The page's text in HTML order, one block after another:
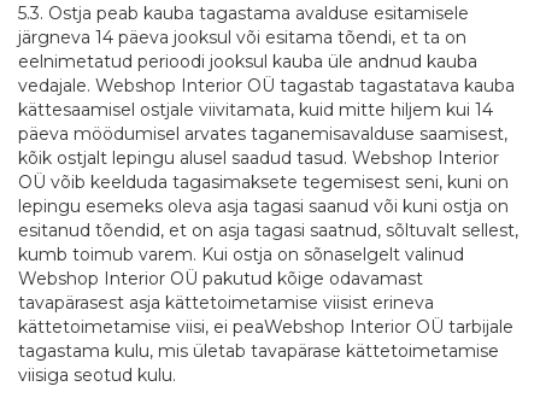
5.3. Ostja peab kauba tagastama avalduse esitamisele
järgneva 14 päeva jooksul või esitama tõendi, et ta on
eelnimetatud perioodi jooksul kauba üle andnud kauba
vedajale. Webshop Interior OÜ tagastab tagastatava kauba
kättesaamisel ostjale viivitamata, kuid mitte hiljem kui 14
päeva möödumisel arvates taganemisavalduse saamisest,
kõik ostjalt lepingu alusel saadud tasud. Webshop Interior
OÜ võib keelduda tagasimaksete tegemisest seni, kuni on
lepingu esemeks oleva asja tagasi saanud või kuni ostja on
esitanud tõendid, et on asja tagasi saatnud, sõltuvalt sellest,
kumb toimub varem. Kui ostja on sõnaselgelt valinud
Webshop Interior OÜ pakutud kõige odavamast
tavapärasest asja kättetoimetamise viisist erineva
kättetoimetamise viisi, ei peaWebshop Interior OÜ tarbijale
tagastama kulu, mis ületab tavapärase kättetoimetamise
viisiga seotud kulu.